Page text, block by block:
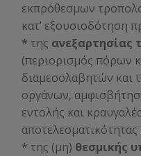
εκπρόθεσμων
κατ’ εξουσιοδότηση
* της ανεξαρτησίας
(περιορισμός πόρων
διαμεσολαβητών και
οργάνων,
εντολής και
* της (μη) θεσμικής